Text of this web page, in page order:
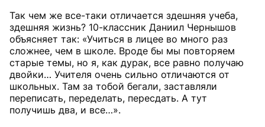
Так чем же все-таки отличается здешняя учеба,
здешняя жизнь? 10-классник Даниил Чернышов
объясняет так: «Учиться в лицее во много раз
сложнее, чем в школе. Вроде бы мы повторяем
старые темы, но я, как дурак, все равно получаю
двойки… Учителя очень сильно отличаются от
школьных. Там за тобой бегали, заставляли
переписать, переделать, пересдать. А тут
получишь два, и все…».